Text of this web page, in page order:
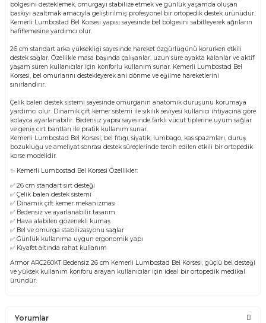
bölgesini desteklemek, omurgayı stabilize etmek ve günlük yaşamda oluşan
baskıyı azaltmak amacıyla geliştirilmiş profesyonel bir ortopedik destek ürünüdür.
Kemerli Lumbostad Bel Korsesi yapısı sayesinde bel bölgesini sabitleyerek ağrıların
hafiflemesine yardımcı olur.
26 cm standart arka yüksekliği sayesinde hareket özgürlüğünü korurken etkili
destek sağlar. Özellikle masa başında çalışanlar, uzun süre ayakta kalanlar ve aktif
yaşam süren kullanıcılar için konforlu kullanım sunar. Kemerli Lumbostad Bel
Korsesi, bel omurlarını destekleyerek ani dönme ve eğilme hareketlerini
sınırlandırır.
Çelik balen destek sistemi sayesinde omurganın anatomik duruşunu korumaya
yardımcı olur. Dinamik çift kemer sistemi ile sıkılık seviyesi kullanıcı ihtiyacına göre
kolayca ayarlanabilir. Bedensiz yapısı sayesinde farklı vücut tiplerine uyum sağlar
ve geniş cırt bantları ile pratik kullanım sunar.
Kemerli Lumbostad Bel Korsesi; bel fıtığı, siyatik, lumbago, kas spazmları, duruş
bozukluğu ve ameliyat sonrası destek süreçlerinde tercih edilen etkili bir ortopedik
korse modelidir.
✨ Kemerli Lumbostad Bel Korsesi Özellikler:
✅ 26 cm standart sırt desteği
✅ Çelik balen destek sistemi
✅ Dinamik çift kemer mekanizması
✅ Bedensiz ve ayarlanabilir tasarım
✅ Hava alabilen gözenekli kumaş
✅ Bel ve omurga stabilizasyonu sağlar
✅ Günlük kullanıma uygun ergonomik yapı
✅ Kıyafet altında rahat kullanım
Armor ARC260KT Bedensiz 26 cm Kemerli Lumbostad Bel Korsesi, güçlü bel desteği
ve yüksek kullanım konforu arayan kullanıcılar için ideal bir ortopedik medikal
üründür.
Yorumlar